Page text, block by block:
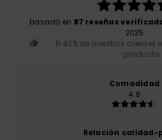
basado en 87 reseñas
2025
El 82% de nuestros
producto
Comodidad
4.8
Relación calidad-